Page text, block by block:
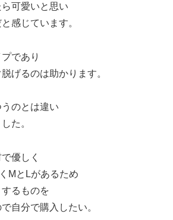
可愛いと思い
感じています。
であり
げるのは助かります。
のとは違い
た。
優しく
MとLがあるため
るものを
自分で購入したい。